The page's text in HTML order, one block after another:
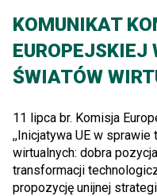
KOMUNIKAT
EUROPEJSKIEJ
ŚWIATÓW
11 lipca br. Komisja
,,Inicjatywa UE w
wirtualnych: dobra
transformacji
propozycję unijnej